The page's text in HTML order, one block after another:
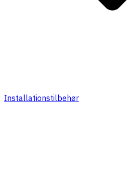
Installationstilbehør